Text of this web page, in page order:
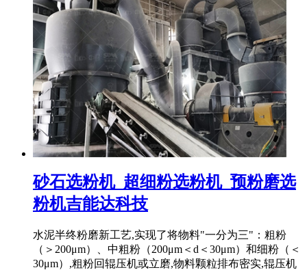
砂石选粉机_超细粉选粉机_预粉磨选
粉机吉能达科技
水泥半终粉磨新工艺,实现了将物料"一分为三"：粗粉
（＞200μm）、中粗粉（200μm＜d＜30μm）和细粉（＜
30μm）,粗粉回辊压机或立磨,物料颗粒排布密实,辊压机